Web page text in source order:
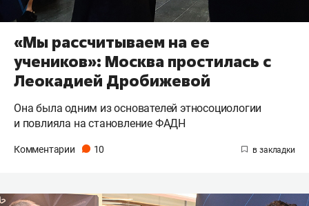
«Мы рассчитываем на ее
учеников»: Москва простилась с
Леокадией Дробижевой
Она была одним из основателей этносоциологии
и повлияла на становление ФАДН
Комментарии 10